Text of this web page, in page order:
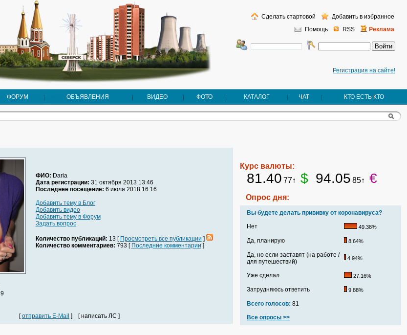
Регистрация на сайте!
Помощь RSS Реклама
Сделать стартовой Добавить в избранное
ФОРУМ ОБЪЯВЛЕНИЯ ВИДЕО ФОТО КАТАЛОГ ЧАТ КТО ЕСТЬ КТО
ФИО: Daria
Дата регистрации: 31 октября 2013 13:46
Последнее посещение: 6 июля 2018 16:16
Добавить тему в Блог
Добавить видео
Добавить тему в Форум
Задать вопрос
Количество публикаций: 13 [ Просмотреть все публикации ]
Количество комментариев: 793 [ Последние комментарии ]
[отправить E-Mail ] [ написать ЛС ]
Курс валюты:
81.40 77↑ $ 94.05 85↑ €
Опрос дня:
Вы будете делать прививку от коронавируса?
Нет
49.38%
Да, планирую 8.64%
Да, но если заставят (на работе /
для путешествий)
4.94%
Уже сделал 27.16%
Затрудняюсь ответить 9.88%
Всего голосов: 81
Все опросы >>